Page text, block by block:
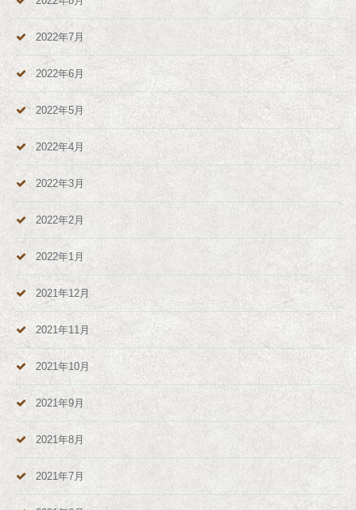
2022年7月
2022年6月
2022年5月
2022年4月
2022年3月
2022年2月
2022年1月
2021年12月
2021年11月
2021年10月
2021年9月
2021年8月
2021年7月